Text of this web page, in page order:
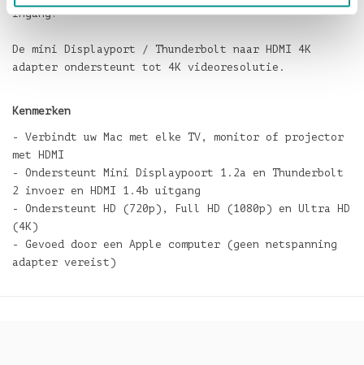
ingang!
De mini Displayport / Thunderbolt naar HDMI 4K
adapter ondersteunt tot 4K videoresolutie.
Kenmerken
- Verbindt uw Mac met elke TV, monitor of projector
met HDMI
- Ondersteunt Mini Displaypoort 1.2a en Thunderbolt
2 invoer en HDMI 1.4b uitgang
- Ondersteunt HD (720p), Full HD (1080p) en Ultra HD
(4K)
- Gevoed door een Apple computer (geen netspanning
adapter vereist)